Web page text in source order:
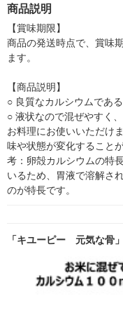
商品説明
【賞味期限】
商品の発送時点で、賞味
ます。
【商品説明】
○ 良質なカルシウムであ
○ 液状なので混ぜやすく
お料理にお使いいただけ
味や状態が変化すること
考：卵殻カルシウムの特
いるため、胃液で溶解さ
のが特長です。
「キユーピー 元気な骨